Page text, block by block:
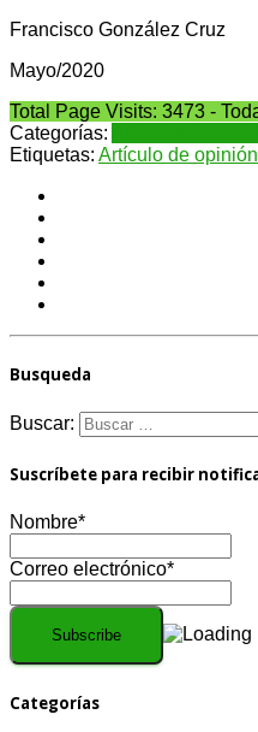
Francisco González Cruz
Mayo/2020
Total Page Visits: 3473 -
Categorías:
Etiquetas: Artículo de opinión
Busqueda
Buscar:
Suscríbete para recibir
Nombre*
Correo electrónico*
Categorías